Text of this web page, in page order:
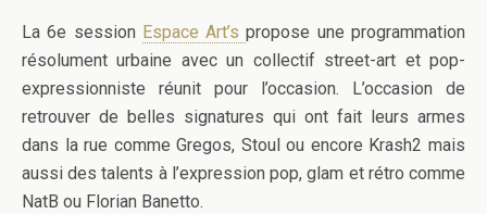
La 6e session Espace Art’spropose une programmation
résolument urbaine avec un collectif street-art et pop-
expressionniste réunit pour l’occasion. L’occasion de
retrouver de belles signatures qui ont fait leurs armes
dans la rue comme Gregos, Stoul ou encore Krash2 mais
aussi des talents à l’expression pop, glam et rétro comme
NatB ou Florian Banetto.